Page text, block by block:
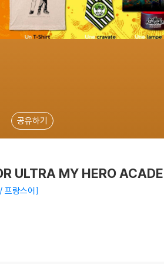
공유하기
ULTRA MY HERO
프랑스어